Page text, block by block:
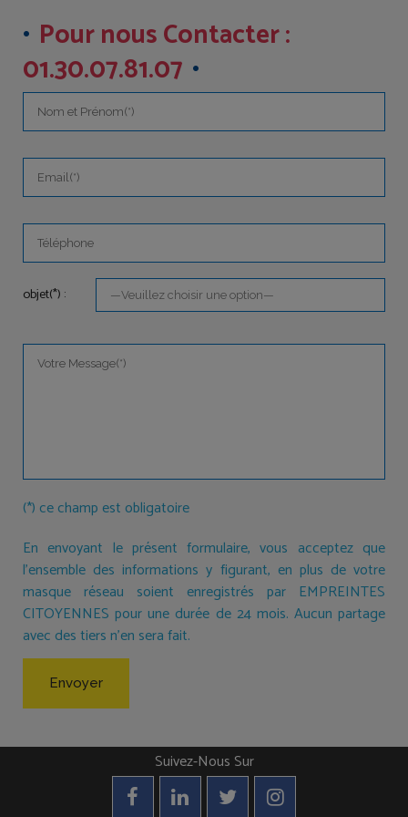
Pour nous Contacter :
01.30.07.81.07
objet(*) :
(*) ce champ est obligatoire
En envoyant le présent formulaire, vous acceptez que
l'ensemble des informations y figurant, en plus de votre
masque réseau soient enregistrés par EMPREINTES
CITOYENNES pour une durée de 24 mois. Aucun partage
avec des tiers n'en sera fait.
Suivez-Nous Sur